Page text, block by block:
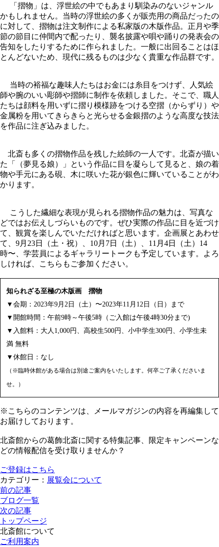
「摺物」は、浮世絵の中でもあまり馴染みのないジャンル
かもしれません。当時の浮世絵の多くが販売用の商品だったの
に対して、摺物は注文制作による私家版の木版作品。正月や季
節の節目に仲間内で配ったり、襲名披露や唄や踊りの発表会の
告知をしたりするために作られました。一般に出回ることはほ
とんどないため、現代に残るものは少なく貴重な作品群です。
当時の裕福な趣味人たちはお金には糸目をつけず、人気絵
師や腕のいい彫師や摺師に制作を依頼しました。そこで、職人
たちは顔料を用いずに摺り模様跡をつける空摺（からずり）や
金属粉を用いてきらきらと光らせる金銀摺のような高度な技法
を作品に注ぎ込みました。
北斎も多くの摺物作品を残した絵師の一人です。北斎が描い
た「（夢見る娘）」という作品に目を凝らして見ると、娘の着
物や手元にある硯、木に咲いた花が銀色に輝いていることがわ
かります。
こうした繊細な表現が見られる摺物作品の魅力は、写真な
どではお伝えしづらいものです。ぜひ実際の作品に目を近づけ
て、観賞を楽しんでいただければと思います。企画展とあわせ
て、9月23日（土・祝）、10月7日（土）、11月4日（土）14
時〜、学芸員によるギャラリートークも予定しています。よろ
しければ、こちらもご参加ください。
知られざる至極の木版画 摺物
▼会期：2023年9月2日（土）〜2023年11月12日（日）まで
▼開館時間：午前9時～午後5時（ご入館は午後4時30分まで)
▼入館料：大人1,000円、高校生500円、小中学生300円、小学生未
満 無料
▼休館日：なし
（※臨時休館がある場合は別途ご案内をいたします。何卒ご了承くださいま
せ。）
※こちらのコンテンツは、メールマガジンの内容を再編集して
お届けしております。
北斎館からの葛飾北斎に関する特集記事、限定キャンペーンな
どの情報配信を受け取りませんか？
ご登録はこちら
カテゴリー： 展覧会について
前の記事
ブログ一覧
次の記事
トップページ
北斎館について
ご利用案内